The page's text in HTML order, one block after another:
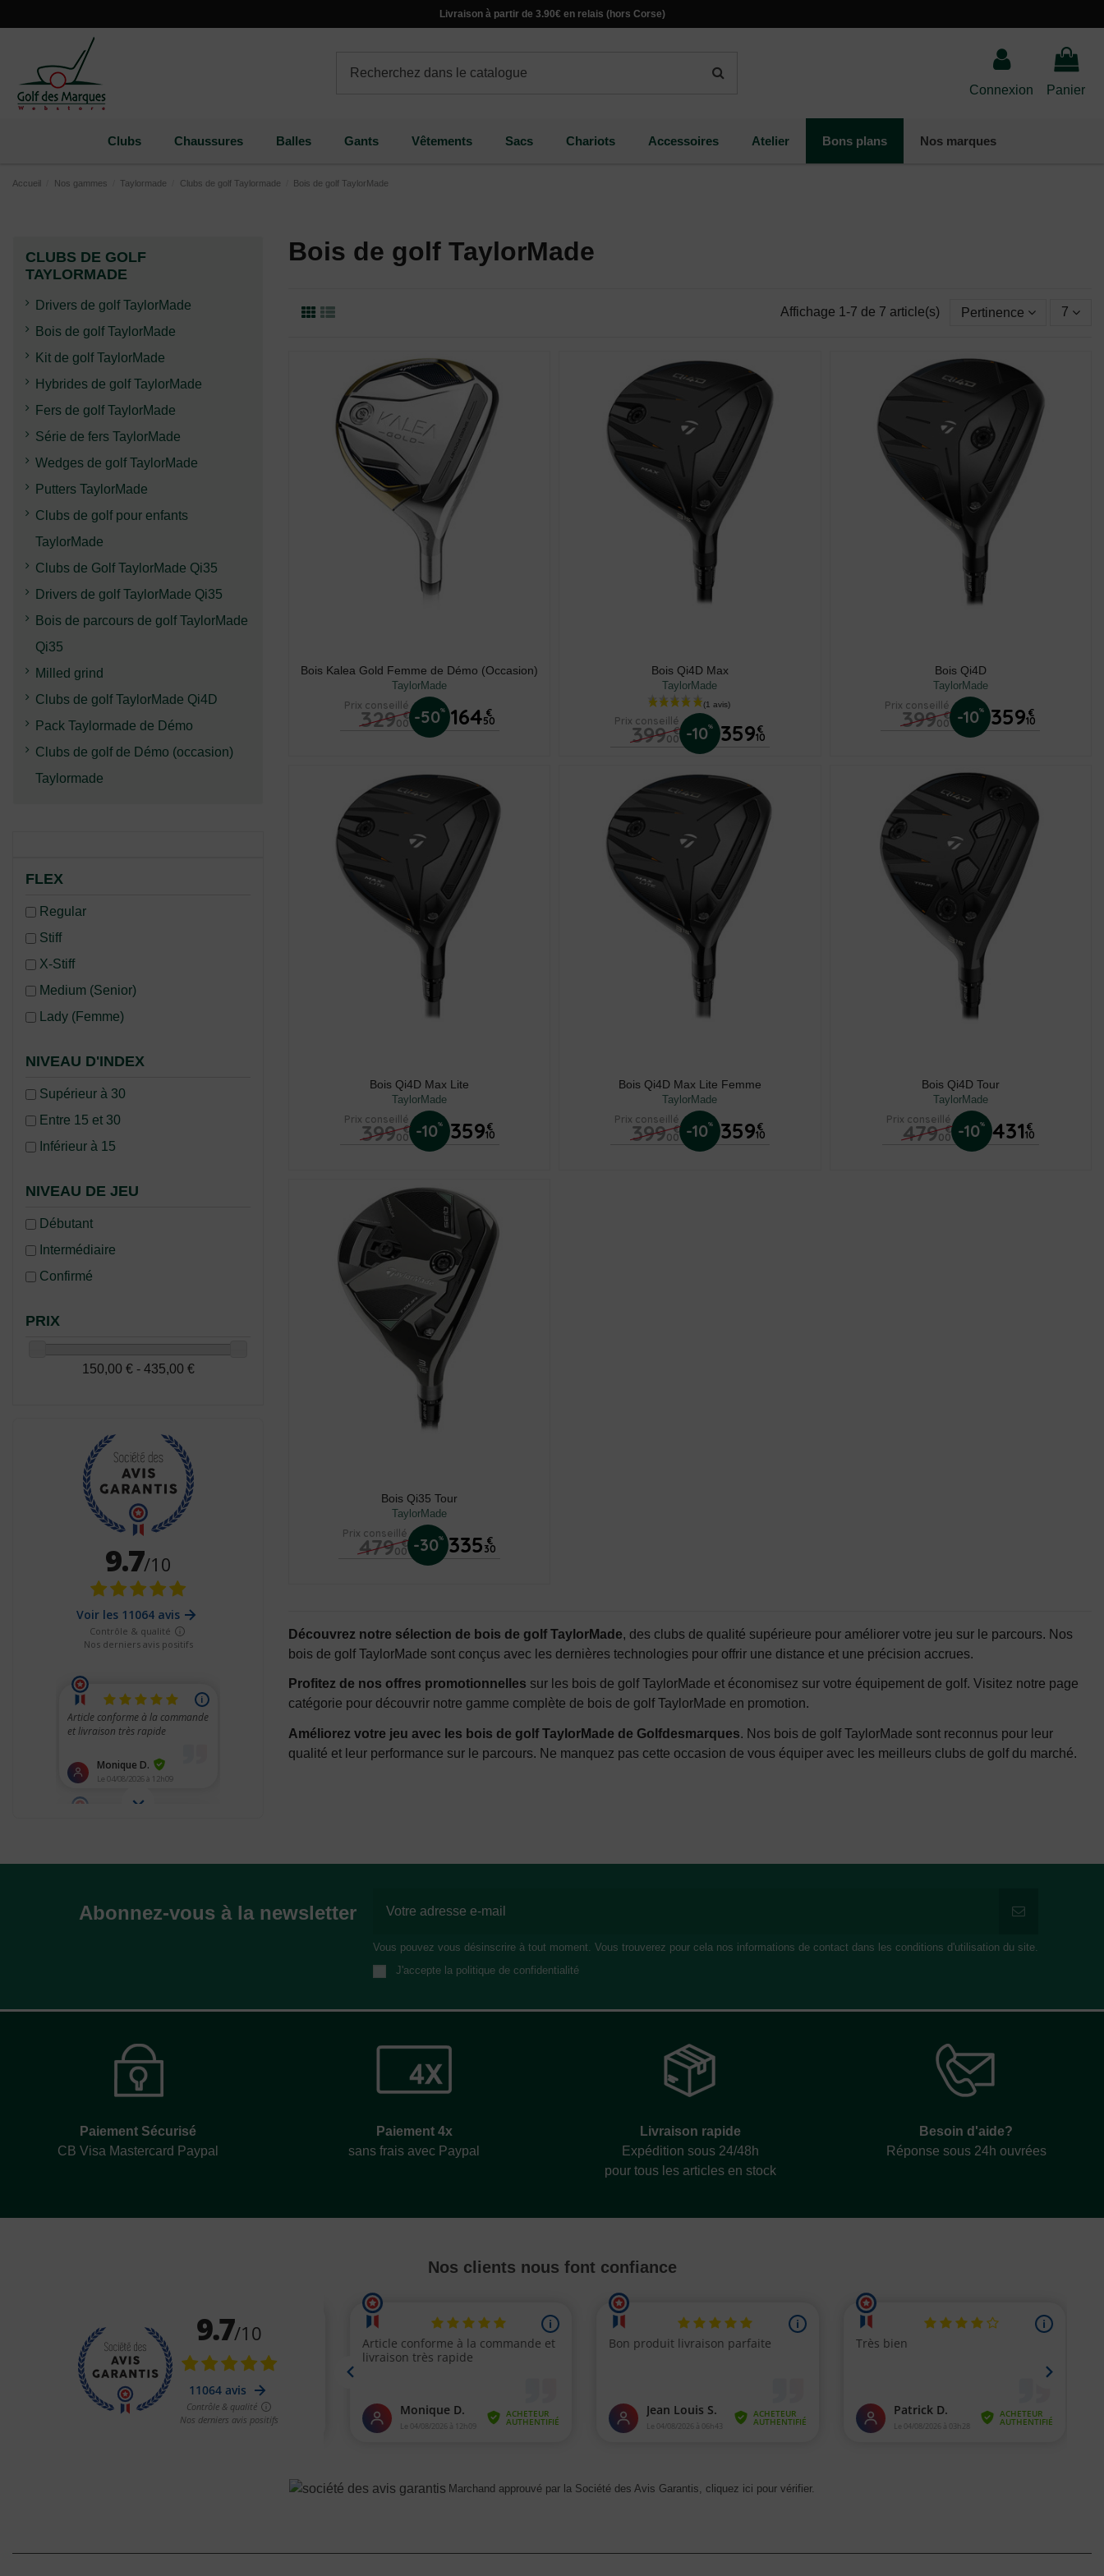
Livraison à partir de 3.90€ en relais (hors Corse)
Connexion Panier
Clubs Chaussures Balles Gants Vêtements Sacs Chariots Accessoires Atelier Bons plans Nos marques
Accueil Nos gammes Taylormade Clubs de golf Taylormade Bois de golf TaylorMade
Bois de golf TaylorMade
Affichage 1-7 de 7 article(s) Pertinence 7
Bois Kalea Gold Femme de Démo (Occasion)
TaylorMade
Prix conseillé
329 €
00 -50% 164 €
50
Bois Qi4D Max
TaylorMade
Prix conseillé
399 €
00 -10% 359 €
10
Bois Qi4D
TaylorMade
Prix conseillé
399 €
00 -10% 359€
10
Bois Qi4D Max Lite
TaylorMade
Prix conseillé
399 €
00 -10% 359 €
10
Bois Qi4D Max Lite Femme
TaylorMade
Prix conseillé
399 €
00 -10% 359 €
10
Bois Qi4D Tour
TaylorMade
Prix conseillé
479 €
00 -10% 431 €
10
Bois Qi35 Tour
TaylorMade
Prix conseillé
479 €
00 -30% 335 €
30
Découvrez notre sélection de bois de golf TaylorMade, des clubs de qualité supérieure pour améliorer votre jeu sur le parcours. Nos
bois de golf TaylorMade sont conçus avec les dernières technologies pour offrir une distance et une précision accrues.
Profitez de nos offres promotionnelles sur les bois de golf TaylorMade et économisez sur votre équipement de golf. Visitez notre page
catégorie pour découvrir notre gamme complète de bois de golf TaylorMade en promotion.
Améliorez votre jeu avec les bois de golf TaylorMade de Golfdesmarques. Nos bois de golf TaylorMade sont reconnus pour leur
qualité et leur performance sur le parcours. Ne manquez pas cette occasion de vous équiper avec les meilleurs clubs de golf du marché.
CLUBS DE GOLF
TAYLORMADE
Drivers de golf TaylorMade
Bois de golf TaylorMade
Kit de golf TaylorMade
Hybrides de golf TaylorMade
Fers de golf TaylorMade
Série de fers TaylorMade
Wedges de golf TaylorMade
Putters TaylorMade
Clubs de golf pour enfants
TaylorMade
Clubs de Golf TaylorMade Qi35
Drivers de golf TaylorMade Qi35
Bois de parcours de golf TaylorMade
Qi35
Milled grind
Clubs de golf TaylorMade Qi4D
Pack Taylormade de Démo
Clubs de golf de Démo (occasion)
Taylormade
FLEX
Regular
Stiff
X-Stiff
Medium (Senior)
Lady (Femme)
NIVEAU D'INDEX
Supérieur à 30
Entre 15 et 30
Inférieur à 15
NIVEAU DE JEU
Débutant
Intermédiaire
Confirmé
PRIX
150,00 € - 435,00 €
Abonnez-vous à la newsletter
Vous pouvez vous désinscrire à tout moment. Vous trouverez pour cela nos informations de contact dans les conditions d'utilisation du site.
J'accepte la politique de confidentialité
Paiement Sécurisé
CB Visa Mastercard Paypal
Paiement 4x
sans frais avec Paypal
Livraison rapide
Expédition sous 24/48h
pour tous les articles en stock
Besoin d'aide?
Réponse sous 24h ouvrées
Nos clients nous font confiance
Marchand approuvé par la Société des Avis Garantis, cliquez ici pour vérifier.